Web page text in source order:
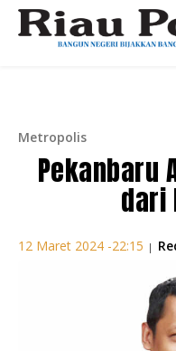
Metropolis
Pekanbaru
dari
12 Maret 2024 -22:15 |